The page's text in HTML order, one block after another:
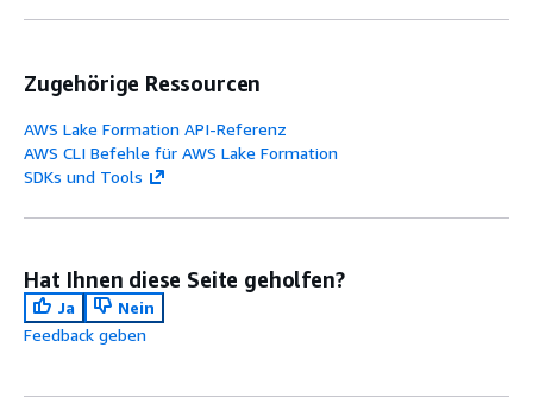
Zugehörige Ressourcen
AWS Lake Formation API-Referenz
AWS CLI Befehle für AWS Lake Formation
SDKs und Tools
Hat Ihnen diese Seite geholfen?
Ja
Nein
Feedback geben